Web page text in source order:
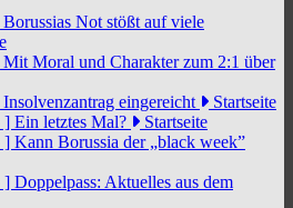
Borussias Not stößt auf viele
Mit Moral und Charakter zum 2:1 über
Insolvenzantrag eingereicht
Startseite
] Ein letztes Mal?
Startseite
] Kann Borussia der „black week”
] Doppelpass: Aktuelles aus dem